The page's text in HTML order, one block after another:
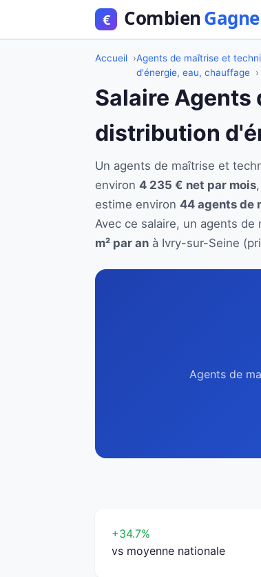
Accueil
Agents de maîtrise et
d'énergie, eau, chauffage
Salaire
distribution
Un agents de maîtrise et
environ 4 235 € net par mois
estime environ 44 agents de
Avec ce salaire, un agents
m² par an à Ivry-sur-Seine
Agents de
+34.7%
vs moyenne nationale